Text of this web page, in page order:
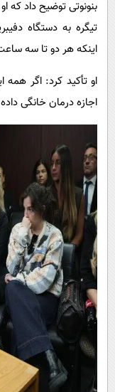
بنونوتی توضیح داد
تیگره به دستگاه
اینکه هر دو تا سه
او تأکید کرد: اگر
اجازه درمان خانگی